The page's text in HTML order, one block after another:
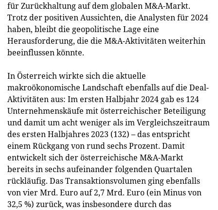
für Zurückhaltung auf dem globalen M&A-Markt.
Trotz der positiven Aussichten, die Analysten für 2024
haben, bleibt die geopolitische Lage eine
Herausforderung, die die M&A-Aktivitäten weiterhin
beeinflussen könnte.
In Österreich wirkte sich die aktuelle
makroökonomische Landschaft ebenfalls auf die Deal-
Aktivitäten aus: Im ersten Halbjahr 2024 gab es 124
Unternehmenskäufe mit österreichischer Beteiligung
und damit um acht weniger als im Vergleichszeitraum
des ersten Halbjahres 2023 (132) – das entspricht
einem Rückgang von rund sechs Prozent. Damit
entwickelt sich der österreichische M&A-Markt
bereits in sechs aufeinander folgenden Quartalen
rückläufig. Das Transaktionsvolumen ging ebenfalls
von vier Mrd. Euro auf 2,7 Mrd. Euro (ein Minus von
32,5 %) zurück, was insbesondere durch das